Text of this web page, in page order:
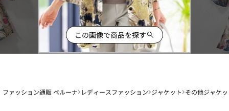
この画像で商品を探す
ファッション通販 ベルーナ レディースファッション ジャケット その他ジャケ